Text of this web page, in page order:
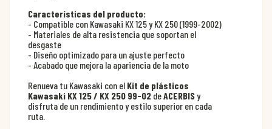
Características del producto:
- Compatible con Kawasaki KX 125 y KX 250 (1999-2002)
- Materiales de alta resistencia que soportan el
desgaste
- Diseño optimizado para un ajuste perfecto
- Acabado que mejora la apariencia de la moto
Renueva tu Kawasaki con el Kit de plásticos
Kawasaki KX 125 / KX 250 99-02 deACERBISy
disfruta de un rendimiento y estilo superior en cada
ruta.